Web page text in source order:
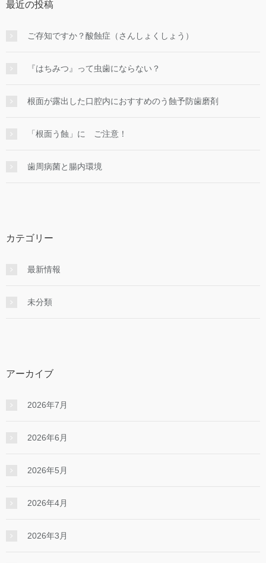
最近の投稿
ご存知ですか？酸蝕症（さんしょくしょう）
『はちみつ』って虫歯にならない？
根面が露出した口腔内におすすめのう蝕予防歯磨剤
「根面う蝕」に ご注意！
歯周病菌と腸内環境
カテゴリー
最新情報
未分類
アーカイブ
2026年7月
2026年6月
2026年5月
2026年4月
2026年3月